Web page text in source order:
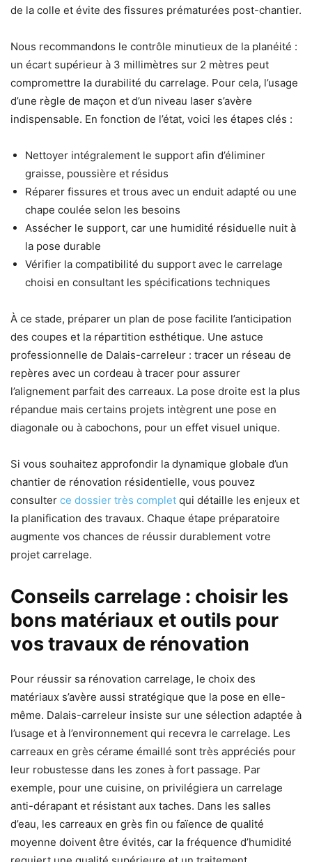
de la colle et évite des fissures prématurées post-chantier.
Nous recommandons le contrôle minutieux de la planéité :
un écart supérieur à 3 millimètres sur 2 mètres peut
compromettre la durabilité du carrelage. Pour cela, l’usage
d’une règle de maçon et d’un niveau laser s’avère
indispensable. En fonction de l’état, voici les étapes clés :
Nettoyer intégralement le support afin d’éliminer
graisse, poussière et résidus
Réparer fissures et trous avec un enduit adapté ou une
chape coulée selon les besoins
Assécher le support, car une humidité résiduelle nuit à
la pose durable
Vérifier la compatibilité du support avec le carrelage
choisi en consultant les spécifications techniques
À ce stade, préparer un plan de pose facilite l’anticipation
des coupes et la répartition esthétique. Une astuce
professionnelle de Dalais-carreleur : tracer un réseau de
repères avec un cordeau à tracer pour assurer
l’alignement parfait des carreaux. La pose droite est la plus
répandue mais certains projets intègrent une pose en
diagonale ou à cabochons, pour un effet visuel unique.
Si vous souhaitez approfondir la dynamique globale d’un
chantier de rénovation résidentielle, vous pouvez
consulter ce dossier très complet qui détaille les enjeux et
la planification des travaux. Chaque étape préparatoire
augmente vos chances de réussir durablement votre
projet carrelage.
Conseils carrelage : choisir les
bons matériaux et outils pour
vos travaux de rénovation
Pour réussir sa rénovation carrelage, le choix des
matériaux s’avère aussi stratégique que la pose en elle-
même. Dalais-carreleur insiste sur une sélection adaptée à
l’usage et à l’environnement qui recevra le carrelage. Les
carreaux en grès cérame émaillé sont très appréciés pour
leur robustesse dans les zones à fort passage. Par
exemple, pour une cuisine, on privilégiera un carrelage
anti-dérapant et résistant aux taches. Dans les salles
d’eau, les carreaux en grès fin ou faïence de qualité
moyenne doivent être évités, car la fréquence d’humidité